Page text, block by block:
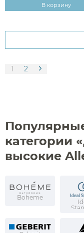
В корзину
1 2
категории
высокие
Boheme